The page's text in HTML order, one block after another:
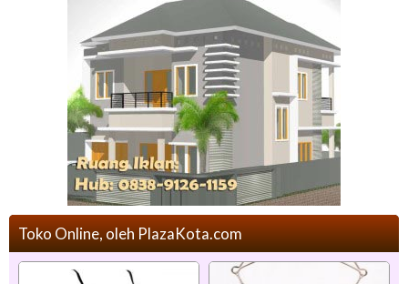
Toko Online, oleh PlazaKota.com